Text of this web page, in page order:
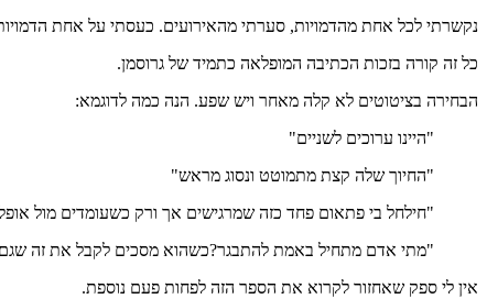
נקשרתי לכל אחת מהדמויות, סערתי מהאירועים. כעסתי על אחת
כל זה קורה בזכות הכתיבה המופלאה כתמיד של גרוסמן.
הבחירה בציטוטים לא קלה מאחר ויש שפע. הנה כמה לדוגמא:
"היינו ערוכים לשניים"
"החיוך שלה קצת מתמוטט ונסוג מראש"
"חילחל בי פתאום פחד כזה שמרגישים אך ורק כשעומדים מול
"מתי אדם מתחיל באמת להתבגר?כשהוא מסכים לקבל את זה שגם
אין לי ספק שאחזור לקרוא את הספר הזה לפחות פעם נוספת.